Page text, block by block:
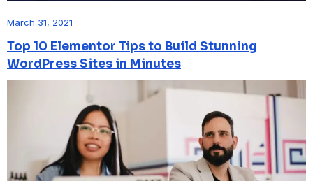
March 31, 2021
Top 10 Elementor Tips to Build Stunning
WordPress Sites in Minutes